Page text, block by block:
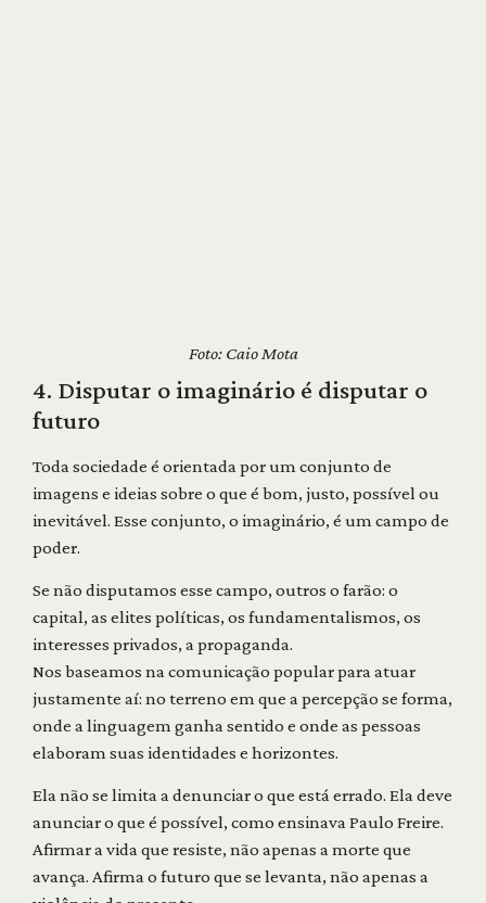
Foto: Caio Mota
4. Disputar o imaginário é disputar o
futuro
Toda sociedade é orientada por um conjunto de
imagens e ideias sobre o que é bom, justo, possível ou
inevitável. Esse conjunto, o imaginário, é um campo de
poder.
Se não disputamos esse campo, outros o farão: o
capital, as elites políticas, os fundamentalismos, os
interesses privados, a propaganda.
Nos baseamos na comunicação popular para atuar
justamente aí: no terreno em que a percepção se forma,
onde a linguagem ganha sentido e onde as pessoas
elaboram suas identidades e horizontes.
Ela não se limita a denunciar o que está errado. Ela deve
anunciar o que é possível, como ensinava Paulo Freire.
Afirmar a vida que resiste, não apenas a morte que
avança. Afirma o futuro que se levanta, não apenas a